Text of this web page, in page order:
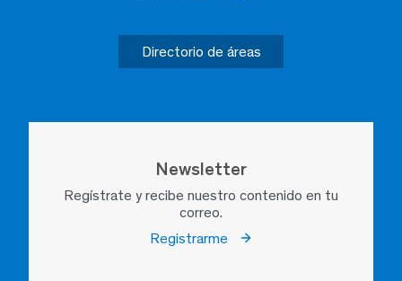
Directorio de áreas
Newsletter
Regístrate y recibe nuestro contenido en tu
correo.
Registrarme